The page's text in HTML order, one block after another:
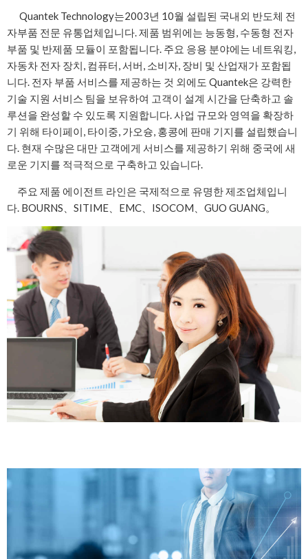
Quantek Technology는2003년 10월 설립된 국내외 반도체 전
자부품 전문 유통업체입니다. 제품 범위에는 능동형, 수동형 전자
부품 및 반제품 모듈이 포함됩니다. 주요 응용 분야에는 네트워킹,
자동차 전자 장치, 컴퓨터, 서버, 소비자, 장비 및 산업재가 포함됩
니다. 전자 부품 서비스를 제공하는 것 외에도 Quantek은 강력한
기술 지원 서비스 팀을 보유하여 고객이 설계 시간을 단축하고 솔
루션을 완성할 수 있도록 지원합니다. 사업 규모와 영역을 확장하
기 위해 타이페이, 타이중, 가오슝, 홍콩에 판매 기지를 설립했습니
다. 현재 수많은 대만 고객에게 서비스를 제공하기 위해 중국에 새
로운 기지를 적극적으로 구축하고 있습니다.
주요 제품 에이전트 라인은 국제적으로 유명한 제조업체입니
다. BOURNS SITIME EMC ISOCOM GUO GUANG。